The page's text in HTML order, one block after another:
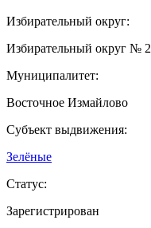
Избирательный округ:
Избирательный округ № 2
Муниципалитет:
Восточное Измайлово
Субъект выдвижения:
Зелёные
Статус:
Зарегистрирован